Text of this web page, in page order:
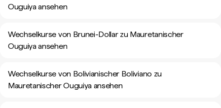
Ouguiya ansehen
Wechselkurse von Brunei-Dollar zu Mauretanischer
Ouguiya ansehen
Wechselkurse von Bolivianischer Boliviano zu
Mauretanischer Ouguiya ansehen